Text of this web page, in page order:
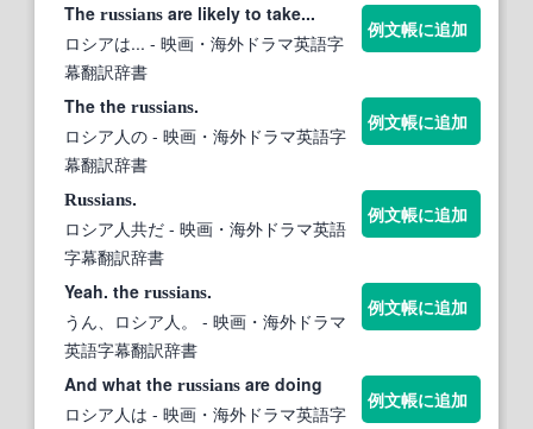
The russians are likely to take...
ロシアは... - 映画・海外ドラマ英語字
幕翻訳辞書
例文帳に追加
The the russians.
ロシア人の - 映画・海外ドラマ英語字
幕翻訳辞書
例文帳に追加
Russians.
ロシア人共だ - 映画・海外ドラマ英語
字幕翻訳辞書
例文帳に追加
Yeah. the russians.
うん、ロシア人。
- 映画・海外ドラマ
英語字幕翻訳辞書
例文帳に追加
And what the russians are doing
ロシア人は - 映画・海外ドラマ英語字
例文帳に追加